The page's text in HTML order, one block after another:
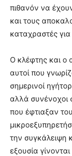
πιθανόν να
και τους
καταχραστές για
Ο κλέφτης και ο
αυτοί που
σημερινοί
αλλά συνένοχοι
που έφτιαξαν
την συγκάλειψη
εξουσία